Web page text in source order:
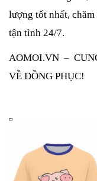
lượng tốt nhất, chăm
tận tình 24/7.
AOMOI.VN –
VỀ ĐỒNG PHỤC!